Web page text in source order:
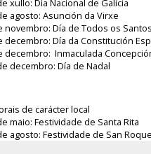
xullo: Día Nacional de Galicia
agosto: Asunción da Virxe
novembro: Día de Todos os Santos
decembro: Día da Constitución
decembro: Inmaculada
decembro: Día de Nadal
de carácter local
maio: Festividade de Santa Rita
agosto: Festividade de San Roque